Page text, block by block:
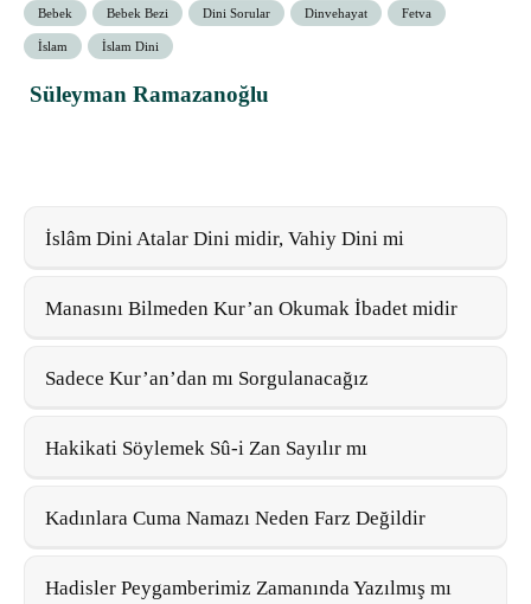
Bebek Bebek Bezi Dini Sorular Dinvehayat Fetva
İslam İslam Dini
Süleyman Ramazanoğlu
İslâm Dini Atalar Dini midir, Vahiy Dini mi
Manasını Bilmeden Kur’an Okumak İbadet midir
Sadece Kur’an’dan mı Sorgulanacağız
Hakikati Söylemek Sû-i Zan Sayılır mı
Kadınlara Cuma Namazı Neden Farz Değildir
Hadisler Peygamberimiz Zamanında Yazılmış mı